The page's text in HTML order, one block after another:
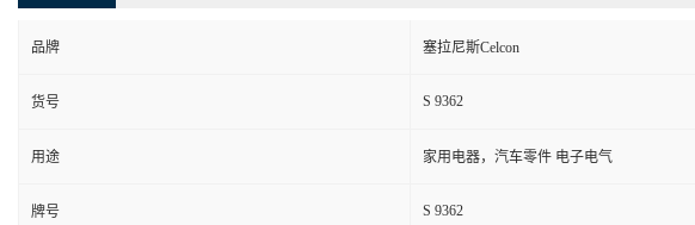
品牌 塞拉尼斯Celcon
货号 S 9362
用途 家用电器，汽车零件 电子电气
牌号 S 9362